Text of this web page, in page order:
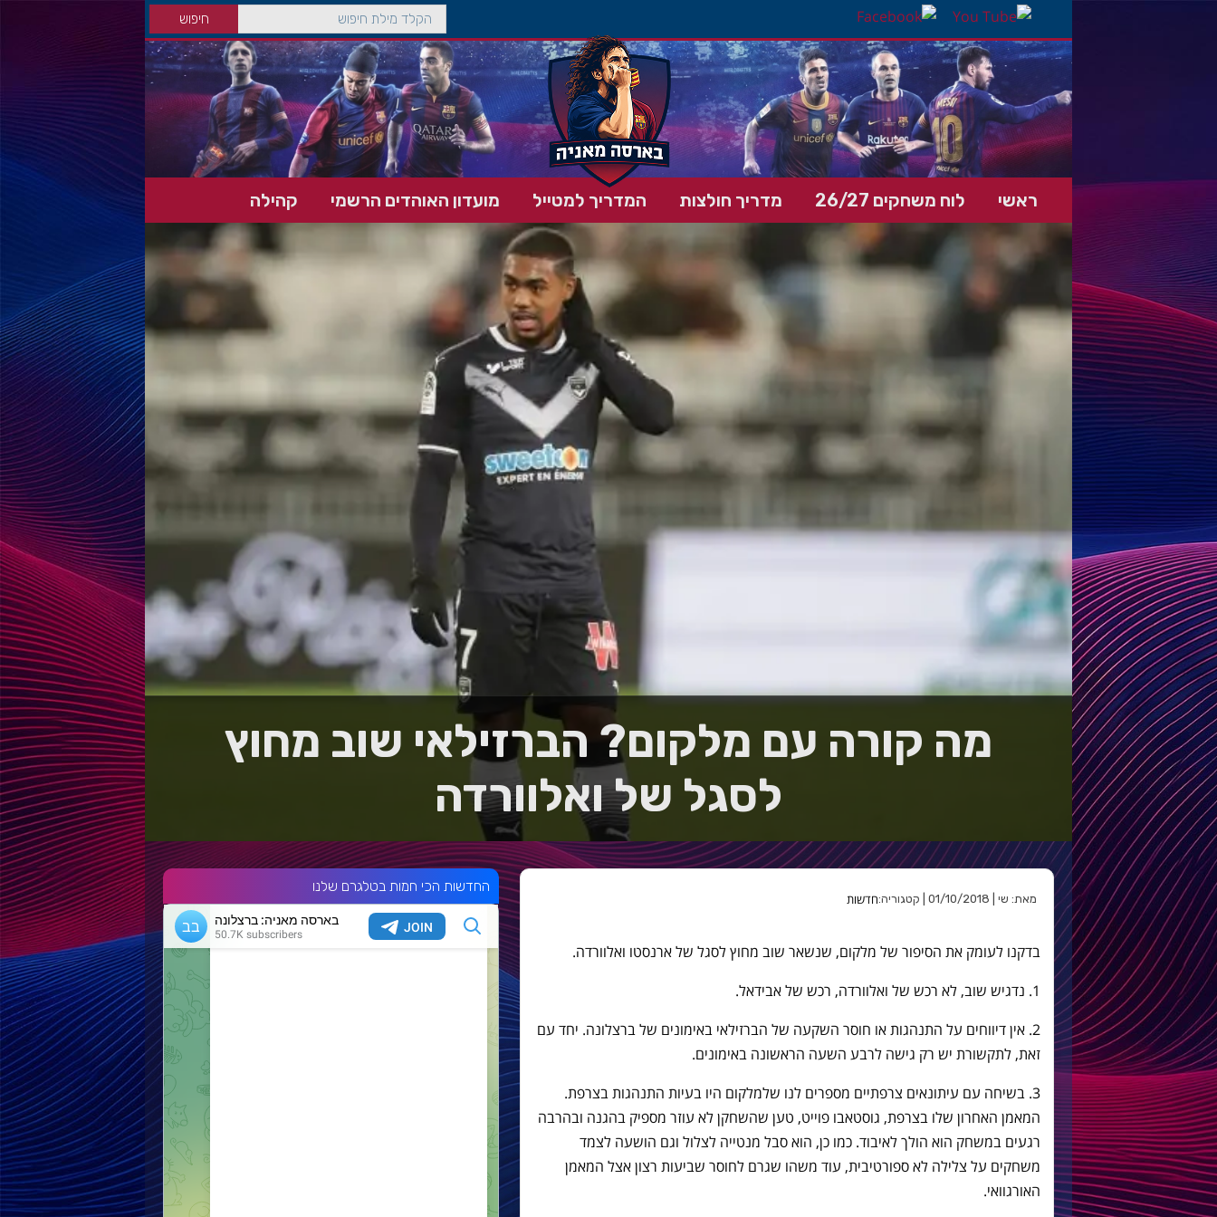
ראשי לוח משחקים 26/27 מדריך חולצות המדריך למטייל מועדון האוהדים הרשמי קהילה
מה קורה עם מלקום? הברזילאי שוב מחוץ
לסגל של ואלוורדה
מאת: שי | 01/10/2018 | קטגוריה: חדשות
בדקנו לעומק את הסיפור של מלקום, שנשאר שוב מחוץ לסגל של ארנסטו ואלוורדה.
1. נדגיש שוב, לא רכש של ואלוורדה, רכש של אבידאל.
2. אין דיווחים על התנהגות או חוסר השקעה של הברזילאי באימונים של ברצלונה. יחד עם
זאת, לתקשורת יש רק גישה לרבע השעה הראשונה באימונים.
3. בשיחה עם עיתונאים צרפתיים מספרים לנו שלמלקום היו בעיות התנהגות בצרפת.
המאמן האחרון שלו בצרפת, גוסטאבו פוייט, טען שהשחקן לא עוזר מספיק בהגנה ובהרבה
רגעים במשחק הוא הולך לאיבוד. כמו כן, הוא סבל מנטייה לצלול וגם הושעה לצמד
משחקים על צלילה לא ספורטיבית, עוד משהו שגרם לחוסר שביעות רצון אצל המאמן
האורגוואי.
החדשות הכי חמות בטלגרם שלנו